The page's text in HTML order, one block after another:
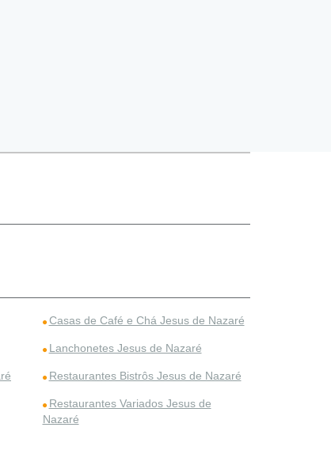
Casas de Café e Chá Jesus de Nazaré
Lanchonetes Jesus de Nazaré
Restaurantes Bistrôs Jesus de Nazaré
Restaurantes Variados Jesus de
Nazaré